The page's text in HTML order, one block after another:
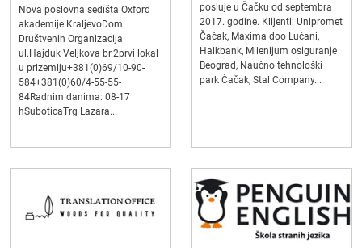
Nova poslovna sedišta Oxford
akademije:KraljevoDom
Društvenih Organizacija
ul.Hajduk Veljkova br.2prvi lokal
u prizemlju+381(0)69/10-90-
584+381(0)60/4-55-55-
84Radnim danima: 08-17
hSuboticaTrg Lazara...
posluje u Čačku od septembra
2017. godine. Кlijenti: Unipromet
Čačak, Maxima doo Lučani,
Halkbank, Milenijum osiguranje
Beograd, Naučno tehnološki
park Čačak, Stal Company...